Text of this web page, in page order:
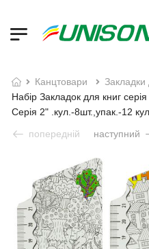
канцтовари
Набір Закладок для книг
Серія 2" .кул.-8шт.,упак.-12
попередній
наступний